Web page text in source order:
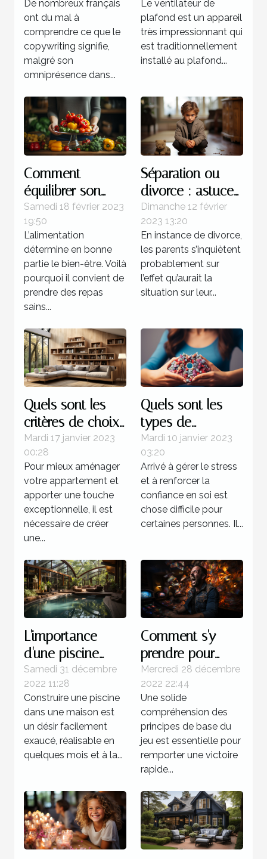
?
De nombreux français
ont du mal à
comprendre ce que le
copywriting signifie,
malgré son
omniprésence dans...
Le ventilateur de
plafond est un appareil
très impressionnant qui
est traditionnellement
installé au plafond...
Comment
équilibrer son
alimentation ?
Samedi 18 février 2023
19:50
L’alimentation
détermine en bonne
partie le bien-être. Voilà
pourquoi il convient de
prendre des repas
sains...
Séparation ou
divorce : astuces
pour atténuer la
souffrance des
enfants
Dimanche 12 février
2023 13:20
En instance de divorce,
les parents s’inquiètent
probablement sur
l’effet qu’aurait la
situation sur leur...
Quels sont les
critères de choix
d’une étagère
murale à livres ?
Mardi 17 janvier 2023
00:28
Pour mieux aménager
votre appartement et
apporter une touche
exceptionnelle, il est
nécessaire de créer
une...
Quels sont les
types de
formation pour
devenir un
sophrologue ?
Mardi 10 janvier 2023
03:20
Arrivé à gérer le stress
et à renforcer la
confiance en soi est
chose difficile pour
certaines personnes. Il...
L'importance
d'une piscine
dans une maison
Samedi 31 décembre
2022 11:28
Construire une piscine
dans une maison est
un désir facilement
exaucé, réalisable en
quelques mois et à la...
Comment s'y
prendre pour
gagner d'une
manière certaine
au multi ?
Mercredi 28 décembre
2022 22:44
Une solide
compréhension des
principes de base du
jeu est essentielle pour
remporter une victoire
rapide...